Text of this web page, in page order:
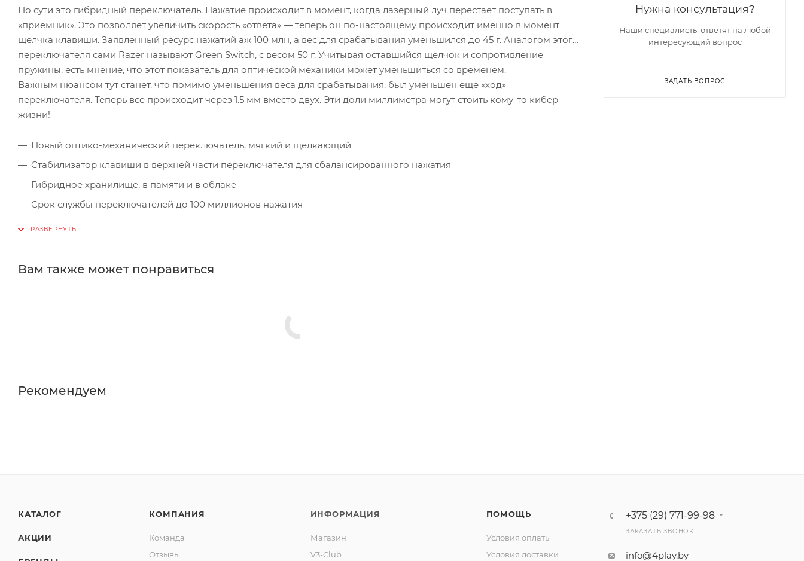
По сути это гибридный переключатель. Нажатие происходит в момент, когда лазерный луч перестает поступать в
«приемник». Это позволяет увеличить скорость «ответа» — теперь он по-настоящему происходит именно в момент
щелчка клавиши. Заявленный ресурс нажатий аж 100 млн, а вес для срабатывания уменьшился до 45 г. Аналогом этого
переключателя сами Razer называют Green Switch, с весом 50 г. Учитывая оставшийся щелчок и сопротивление
пружины, есть мнение, что этот показатель для оптической механики может уменьшиться со временем.
Важным нюансом тут станет, что помимо уменьшения веса для срабатывания, был уменьшен еще «ход»
переключателя. Теперь все происходит через 1.5 мм вместо двух. Эти доли миллиметра могут стоить кому-то кибер-
жизни!
Новый оптико-механический переключатель, мягкий и щелкающий
Стабилизатор клавиши в верхней части переключателя для сбалансированного нажатия
Гибридное хранилище, в памяти и в облаке
Срок службы переключателей до 100 миллионов нажатия
Подсветка Chroma с 16.8 миллионами оттенков
Вам также может понравиться
Рекомендуем
Нужна консультация?
Наши специалисты ответят на любой
интересующий вопрос
ЗАДАТЬ ВОПРОС
КАТАЛОГ
АКЦИИ
КОМПАНИЯ
Команда
Отзывы
ИНФОРМАЦИЯ
Магазин
V3-Club
ПОМОЩЬ
Условия оплаты
Условия доставки
+375 (29) 771-99-98
ЗАКАЗАТЬ ЗВОНОК
info@4play.by